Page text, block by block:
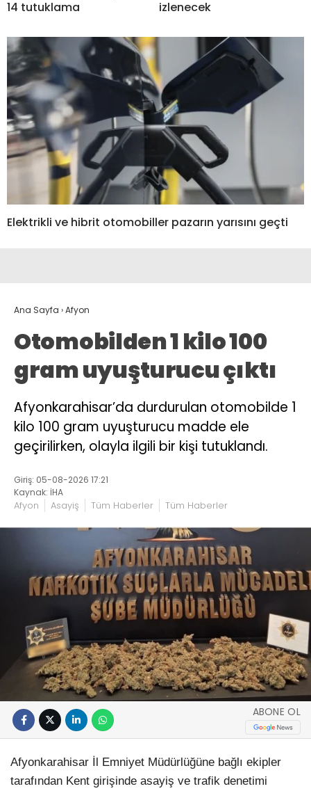
14 tutuklama
izlenecek
Elektrikli ve hibrit otomobiller pazarın yarısını geçti
Ana Sayfa ›Afyon
Otomobilden 1 kilo 100
gram uyuşturucu çıktı
Afyonkarahisar’da durdurulan otomobilde 1
kilo 100 gram uyuşturucu madde ele
geçirilirken, olayla ilgili bir kişi tutuklandı.
Giriş: 05-08-2026 17:21
Kaynak: İHA
Afyon Asayiş Tüm Haberler Tüm Haberler
ABONE OL
Afyonkarahisar İl Emniyet Müdürlüğüne bağlı ekipler
tarafından Kent girişinde asayiş ve trafik denetimi